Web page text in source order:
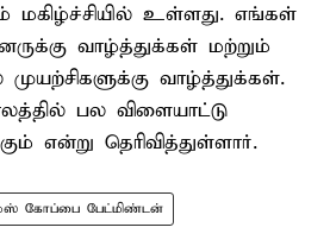
மகிழ்ச்சியில் உள்ளது. எங்கள்
வாழ்த்துக்கள் மற்றும்
வாழ்த்துக்கள்.
பல விளையாட்டு
என்று தெரிவித்துள்ளார்.
கோப்பை பேட்மிண்டன்